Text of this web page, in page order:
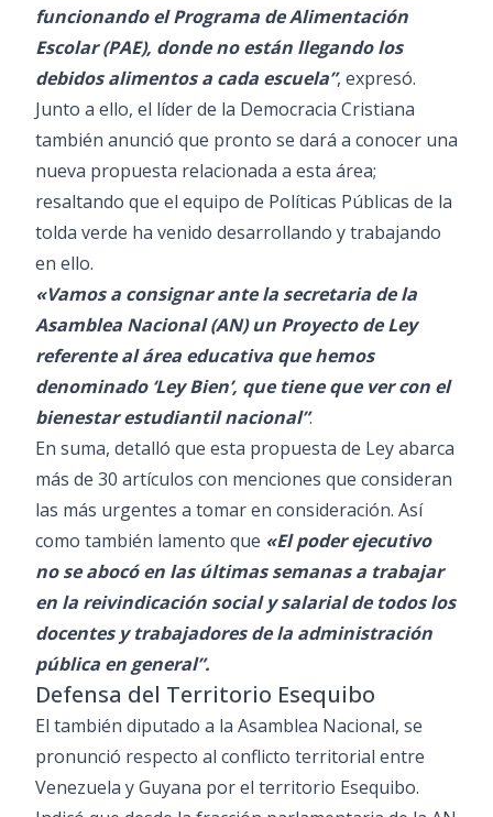
funcionando el Programa de Alimentación
Escolar (PAE), donde no están llegando los
debidos alimentos a cada escuela”, expresó.
Junto a ello, el líder de la Democracia Cristiana
también anunció que pronto se dará a conocer una
nueva propuesta relacionada a esta área;
resaltando que el equipo de Políticas Públicas de la
tolda verde ha venido desarrollando y trabajando
en ello.
«Vamos a consignar ante la secretaria de la
Asamblea Nacional (AN) un Proyecto de Ley
referente al área educativa que hemos
denominado ‘Ley Bien’, que tiene que ver con el
bienestar estudiantil nacional”.
En suma, detalló que esta propuesta de Ley abarca
más de 30 artículos con menciones que consideran
las más urgentes a tomar en consideración. Así
como también lamento que «El poder ejecutivo
no se abocó en las últimas semanas a trabajar
en la reivindicación social y salarial de todos los
docentes y trabajadores de la administración
pública en general”.
Defensa del Territorio Esequibo
El también diputado a la Asamblea Nacional, se
pronunció respecto al conflicto territorial entre
Venezuela y Guyana por el territorio Esequibo.